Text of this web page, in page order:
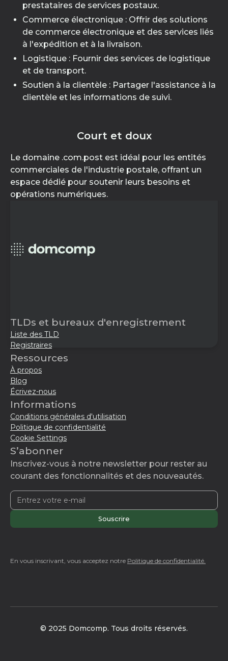
prestataires de services postaux.
Commerce électronique : Offrir des solutions
de commerce électronique et des services liés
à l'expédition et à la livraison.
Logistique : Fournir des services de logistique
et de transport.
Soutien à la clientèle : Partager l'assistance à la
clientèle et les informations de suivi.
Court et doux
Le domaine .com.post est idéal pour les entités
commerciales de l'industrie postale, offrant un
espace dédié pour soutenir leurs besoins et
opérations numériques.
TLDs et bureaux d'enregistrement
Liste des TLD
Registraires
Ressources
À propos
Blog
Écrivez-nous
Informations
Conditions générales d'utilisation
Politique de confidentialité
Cookie Settings
S’abonner
Inscrivez-vous à notre newsletter pour rester au
courant des fonctionnalités et des nouveautés.
En vous inscrivant, vous acceptez notre Politique de confidentialité.
© 2025 Domcomp. Tous droits réservés.